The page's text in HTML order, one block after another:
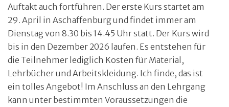
Auftakt auch fortführen. Der erste Kurs startet am
29. April in Aschaffenburg und findet immer am
Dienstag von 8.30 bis 14.45 Uhr statt. Der Kurs wird
bis in den Dezember 2026 laufen. Es entstehen für
die Teilnehmer lediglich Kosten für Material,
Lehrbücher und Arbeitskleidung. Ich finde, das ist
ein tolles Angebot! Im Anschluss an den Lehrgang
kann unter bestimmten Voraussetzungen die